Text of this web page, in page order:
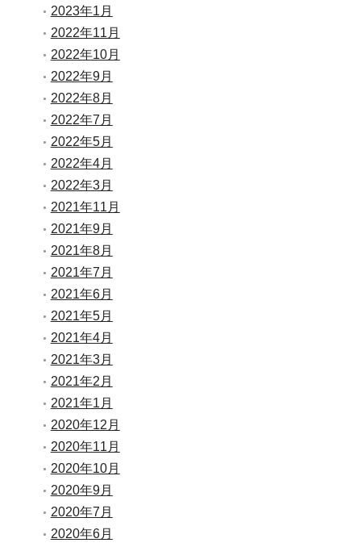
2023年1月
2022年11月
2022年10月
2022年9月
2022年8月
2022年7月
2022年5月
2022年4月
2022年3月
2021年11月
2021年9月
2021年8月
2021年7月
2021年6月
2021年5月
2021年4月
2021年3月
2021年2月
2021年1月
2020年12月
2020年11月
2020年10月
2020年9月
2020年7月
2020年6月